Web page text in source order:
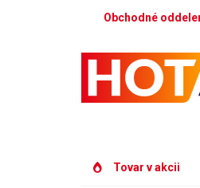
Obchodné
Tovar v akcii